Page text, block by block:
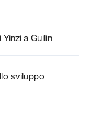
a Guilin
sviluppo